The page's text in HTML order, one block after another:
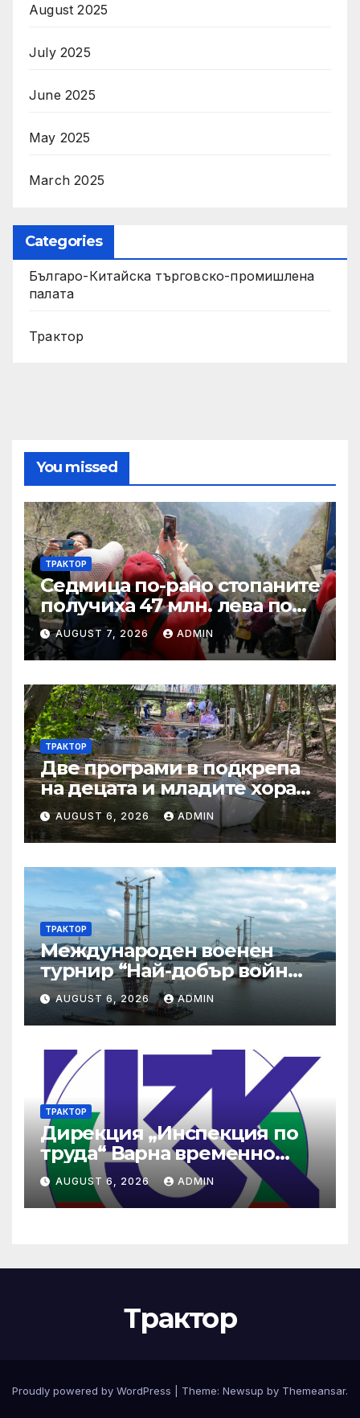
August 2025
July 2025
June 2025
May 2025
March 2025
Categories
Българо-Китайска търговско-промишлена
палата
Трактор
You missed
ТРАКТОР
Седмица по-рано стопаните
получиха 47 млн. лева по
четири биологични и
агроекологични
интервенции за Кампания
2024
AUGUST 7, 2026 ADMIN
ТРАКТОР
Две програми в подкрепа
на децата и младите хора
на Благоевград
предложени за
обществено обсъждане
AUGUST 6, 2026 ADMIN
ТРАКТОР
Международен военен
турнир “Най-добър войн
2025”
AUGUST 6, 2026 ADMIN
ТРАКТОР
Дирекция „Инспекция по
труда“ Варна временно
няма да обслужва
граждани следобед на
06.12.2024 г. Дирекцията ще
AUGUST 6, 2026 ADMIN
Трактор
Proudly powered by WordPress Theme: Newsup by Themeansar.